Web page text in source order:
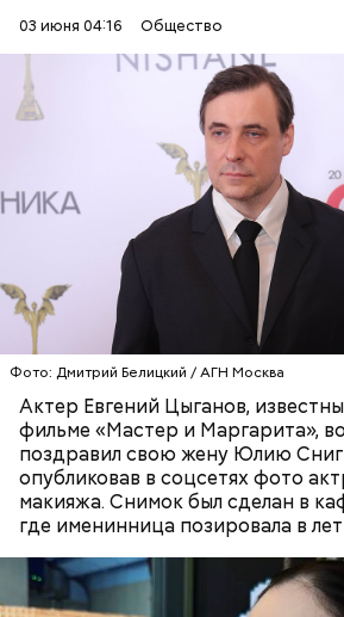
03 июня 04:16 Общество
Фото: Дмитрий Белицкий / АГН Москва
Актер Евгений Цыганов,
фильме «Мастер и Маргарита»,
поздравил свою жену Юлию
опубликовав в соцсетях фото
макияжа. Снимок был сделан в
где именинница позировала в
беременным, кормящим
людям с ослабленной
пожилым;
детям.